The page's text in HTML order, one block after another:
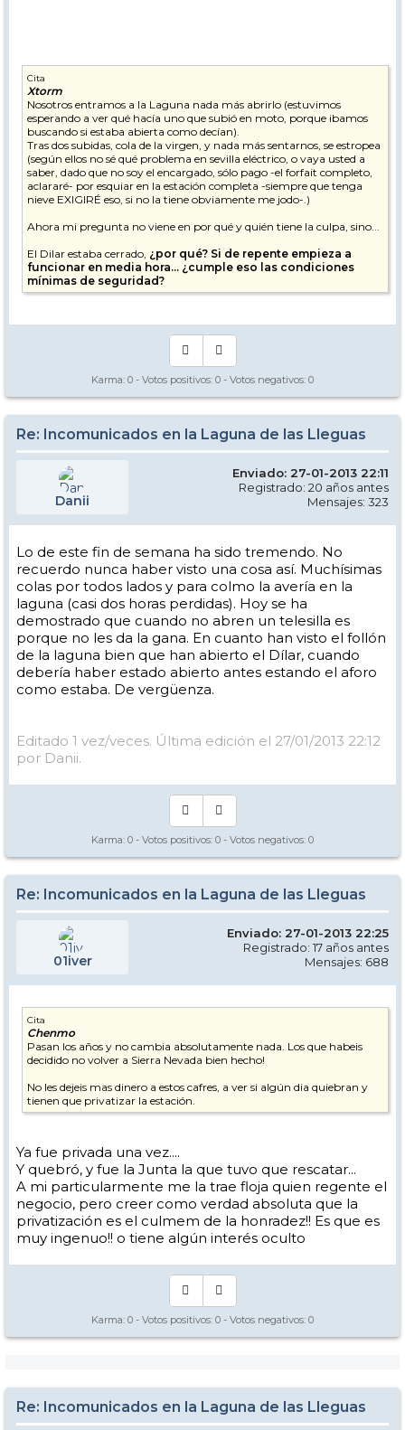
Cita
Xtorm
Nosotros entramos a la Laguna nada más abrirlo (estuvimos
esperando a ver qué hacía uno que subió en moto, porque ibamos
buscando si estaba abierta como decían).
Tras dos subidas, cola de la virgen, y nada más sentarnos, se estropea
(según ellos no sé qué problema en sevilla eléctrico, o vaya usted a
saber, dado que no soy el encargado, sólo pago -el forfait completo,
aclararé- por esquiar en la estación completa -siempre que tenga
nieve EXIGIRÉ eso, si no la tiene obviamente me jodo-.)
Ahora mi pregunta no viene en por qué y quién tiene la culpa, sino...
El Dilar estaba cerrado, ¿por qué? Si de repente empieza a
funcionar en media hora... ¿cumple eso las condiciones
mínimas de seguridad?
uso de él.
Y si el motivo era justificado, ¿cómo de repente suben gente en un
Sólo me gustaría obtener respuesta a esas preguntas, ya que unas
horas de esquí perdidas, son aceptables. Montar gente en un telesilla
son cumplir todas las condiciones necesarias para funcionar, de ser
así, en ningún caso me lo parecería.
Saludos.
Karma: 0 - Votos positivos: 0 - Votos negativos: 0
Re: Incomunicados en la Laguna de las Lleguas
Danii
Enviado: 27-01-2013 22:11
Registrado: 20 años antes
Mensajes: 323
Lo de este fin de semana ha sido tremendo. No
recuerdo nunca haber visto una cosa así. Muchísimas
colas por todos lados y para colmo la avería en la
laguna (casi dos horas perdidas). Hoy se ha
demostrado que cuando no abren un telesilla es
porque no les da la gana. En cuanto han visto el follón
de la laguna bien que han abierto el Dílar, cuando
debería haber estado abierto antes estando el aforo
como estaba. De vergüenza.
Editado 1 vez/veces. Última edición el 27/01/2013 22:12
por Danii.
Karma: 0 - Votos positivos: 0 - Votos negativos: 0
Re: Incomunicados en la Laguna de las Lleguas
01iver
Enviado: 27-01-2013 22:25
Registrado: 17 años antes
Mensajes: 688
Cita
Chenmo
Pasan los años y no cambia absolutamente nada. Los que habeis
decidido no volver a Sierra Nevada bien hecho!
No les dejeis mas dinero a estos cafres, a ver si algún dia quiebran y
tienen que privatizar la estación.
Ya fue privada una vez....
Y quebró, y fue la Junta la que tuvo que rescatar...
A mi particularmente me la trae floja quien regente el
negocio, pero creer como verdad absoluta que la
privatización es el culmem de la honradez!! Es que es
muy ingenuo!! o tiene algún interés oculto
Karma: 0 - Votos positivos: 0 - Votos negativos: 0
Re: Incomunicados en la Laguna de las Lleguas